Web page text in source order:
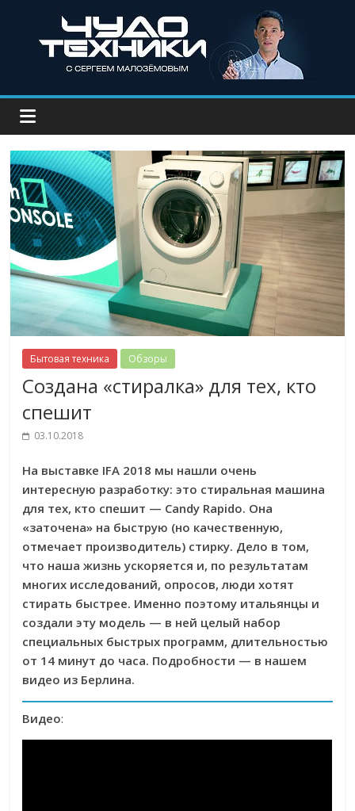
Бытовая техника Обзоры
Создана «стиралка» для тех, кто
спешит
03.10.2018
На выставке IFA 2018 мы нашли очень
интересную разработку: это стиральная машина
для тех, кто спешит — Candy Rapido. Она
«заточена» на быструю (но качественную,
отмечает производитель) стирку. Дело в том,
что наша жизнь ускоряется и, по результатам
многих исследований, опросов, люди хотят
стирать быстрее. Именно поэтому итальянцы и
создали эту модель — в ней целый набор
специальных быстрых программ, длительностью
от 14 минут до часа. Подробности — в нашем
видео из Берлина.
Видео: